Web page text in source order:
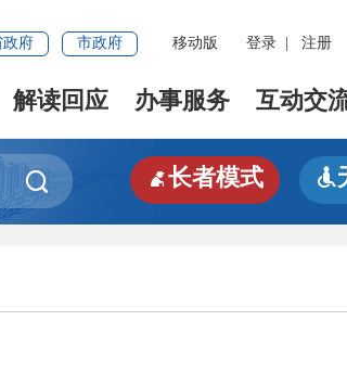
政府 市政府 移动版 登录 注册
解读回应 办事服务 互动交
 长者模式 